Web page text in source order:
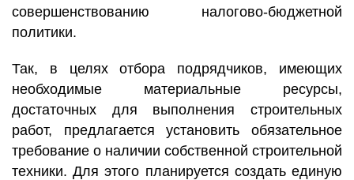
совершенствованию налогово-бюджетной
политики.
Так, в целях отбора подрядчиков, имеющих
необходимые материальные ресурсы,
достаточных для выполнения строительных
работ, предлагается установить обязательное
требование о наличии собственной строительной
техники. Для этого планируется создать единую